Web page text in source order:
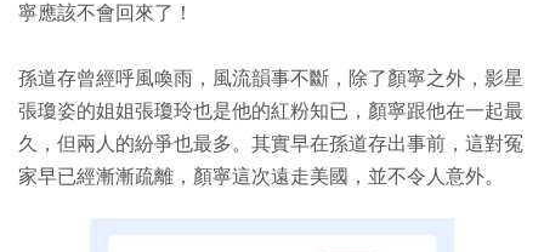
寧應該不會回來了！
孫道存曾經呼風喚雨，風流韻事不斷，除了顏寧之外，影星
張瓊姿的姐姐張瓊玲也是他的紅粉知已，顏寧跟他在一起最
久，但兩人的紛爭也最多。其實早在孫道存出事前，這對冤
家早已經漸漸疏離，顏寧這次遠走美國，並不令人意外。